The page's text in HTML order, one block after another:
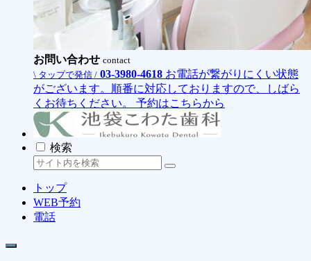
お問い合わせ contact
\ タップで発信 / 03-3980-4618 お電話が繋がりにくい状態
がございます。順番に対応しておりますので、しばら
くお待ちください。
予約はこちらから
検索
トップ
WEB予約
電話